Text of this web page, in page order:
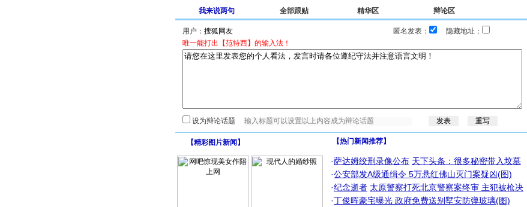
我来说两句 全部跟贴 精华区 辩论区
用户： 匿名发表：
隐藏地址：
唯一能打出【范特西】的输入法！
设为辩论话题
【精彩图片新闻 】 【热门新闻推荐】
·萨达姆绞刑录像公布 天下头条：很多秘密带入坟墓
·公安部发A级通缉令 5万悬红佛山灭门案疑凶(图)
·纪念逝者 太原警察打死北京警察案终审 主犯被枪决
·丁俊晖豪宅曝光 政府免费送别墅安防弹玻璃(图)